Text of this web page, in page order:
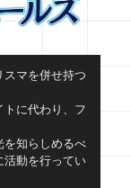
スマを併せ持つ
トに代わり、フ
を知らしめるべ
活動を行ってい